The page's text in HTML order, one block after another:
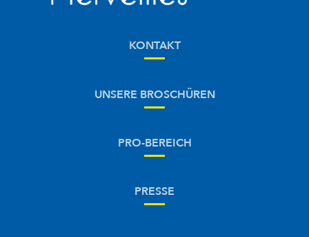
KONTAKT
UNSERE BROSCHÜREN
PRO-BEREICH
PRESSE